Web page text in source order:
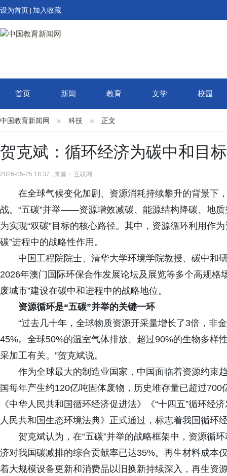
设为首页 加入收藏
首页 新闻 教育 文学 校园
中国教育新闻网 科技 正文
贺克斌：循环经济为碳中和目
2026-05-25 18:37 来源： 互联网
在全球气候变化加剧、资源消耗持续攀升的背景下
战。“五碳”并举——资源增效减碳、能源结构降碳、地
为实现“双碳”目标的核心路径。其中，资源循环利用作
碳”进程中的战略性作用。
中国工程院院士、清华大学环境学院教授、碳中和
2026年澳门国际环保合作发展论坛及展览等多个高规格
废城市”建设在碳中和进程中的战略地位。
资源循环是“五碳”并举的关键一环
“过去几十年，全球物质资源开采量增长了3倍，非
45%。全球50%的温室气体排放、超过90%的生物多样
采加工有关。”贺克斌说。
作为全球最大的制造业国家，中国面临着资源约束
国每年产生约120亿吨固体废物，历史堆存量已超过
《中华人民共和国循环经济促进法》《“十四五”循环经
人民共和国生态环境法典》正式通过，标志着我国循环
贺克斌认为，在“五碳”并举的战略框架中，资源循
济对我国碳减排的综合贡献率已达35%。再生材料成本
着大规模设备更新和消费品以旧换新持续深入，再生资